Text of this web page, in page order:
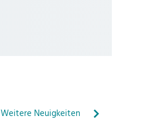
Weitere Neuigkeiten